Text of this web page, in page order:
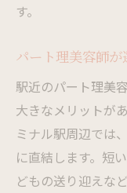
す。
パート理美容師
駅近のパート理美
大きなメリットが
ミナル駅周辺では
に直結します。短
どもの送り迎えな